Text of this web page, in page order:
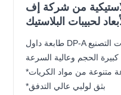
من شركة إف
طابعة داول DP-A مندمج حبيبات التصنيع (FGF) حبيبات 3D هي
متنوعة من مواد الكريات
*بثق لولبي عالي التدفق